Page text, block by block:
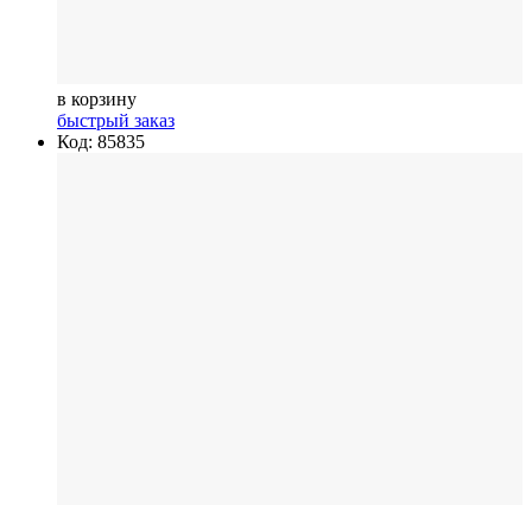
в корзину
быстрый заказ
Код: 85835